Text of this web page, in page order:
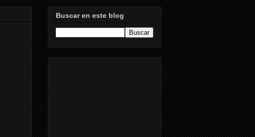
Buscar en este blog